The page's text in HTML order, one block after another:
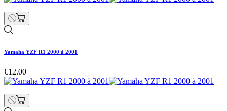
Yamaha YZF R1 2000 à 2001
€12.00